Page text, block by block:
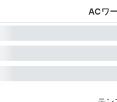
ACワ